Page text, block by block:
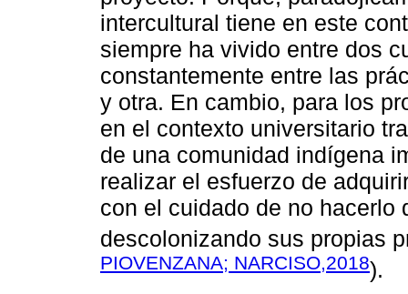
intercultural tiene en este
siempre ha vivido entre dos
constantemente entre las
y otra. En cambio, para los
en el contexto universitario
de una comunidad indígena
realizar el esfuerzo de
con el cuidado de no hacerlo
descolonizando sus propias
PIOVENZANA; NARCISO,2018).